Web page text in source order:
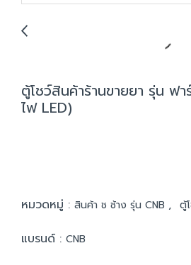
ตู้โชว์สินค้าร้านขายยา รุ่น ฟ
ไฟ LED)
หมวดหมู่ : สินค้า ช ช้าง รุ่น CNB , ตู้
แบรนด์ : CNB